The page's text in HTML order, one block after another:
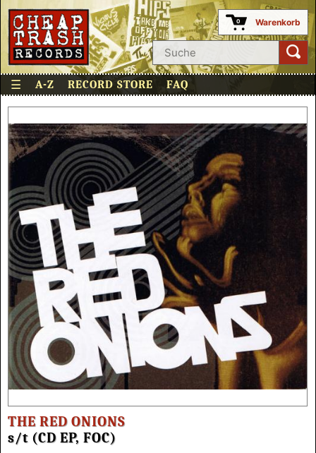
0 Warenkorb
☰ A-Z RECORD STORE FAQ
THE RED ONIONS
s/t (CD EP, FOC)